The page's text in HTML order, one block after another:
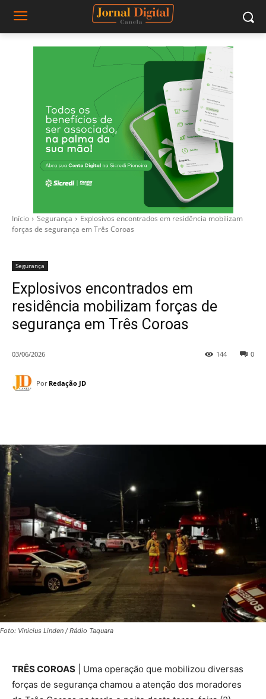
Início Segurança
Explosivos encontrados em residência mobilizam
forças de segurança em Três Coroas
Segurança
Explosivos encontrados em
residência mobilizam forças de
segurança em Três Coroas
03/06/2026 0
144
Por Redação JD
Foto: Vinicius Linden / Rádio Taquara
TRÊS COROAS | Uma operação que mobilizou diversas
forças de segurança chamou a atenção dos moradores